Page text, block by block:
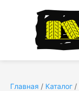
Главная / Каталог /